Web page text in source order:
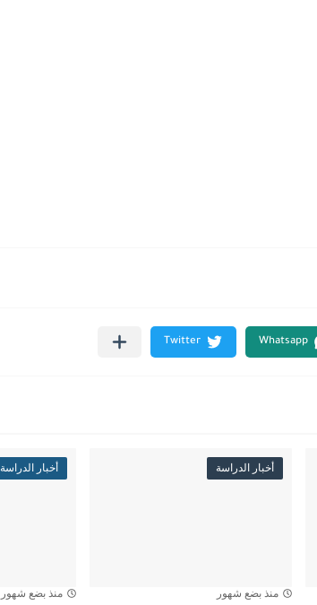
أخبار الدراسة
منذ بضع شهور
أخبار الدراسة
منذ بضع شهور